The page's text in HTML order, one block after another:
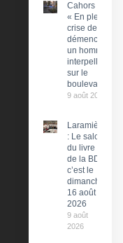
Cahors :
« En pleine
crise de
démence »,
un homme
interpellé
sur le
boulevard
9 août 2026
Laramière
: Le salon
du livre et
de la BD,
c’est le
dimanche
16 août
2026
9 août
2026